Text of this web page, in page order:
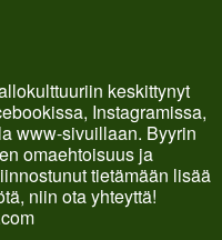
keskittynyt
Instagramissa,
www-sivuillaan. Byyrin
omaehtoisuus ja
tietämään lisää
niin ota yhteyttä!